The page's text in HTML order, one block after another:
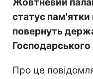
статус пам'ятки
повернуть
Господарського
Про це